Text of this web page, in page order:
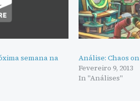
semana na
Análise: Chaos
Fevereiro 9, 2013
In "Análises"